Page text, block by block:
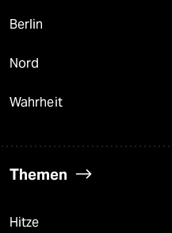
Berlin
Nord
Wahrheit
Themen
Hitze